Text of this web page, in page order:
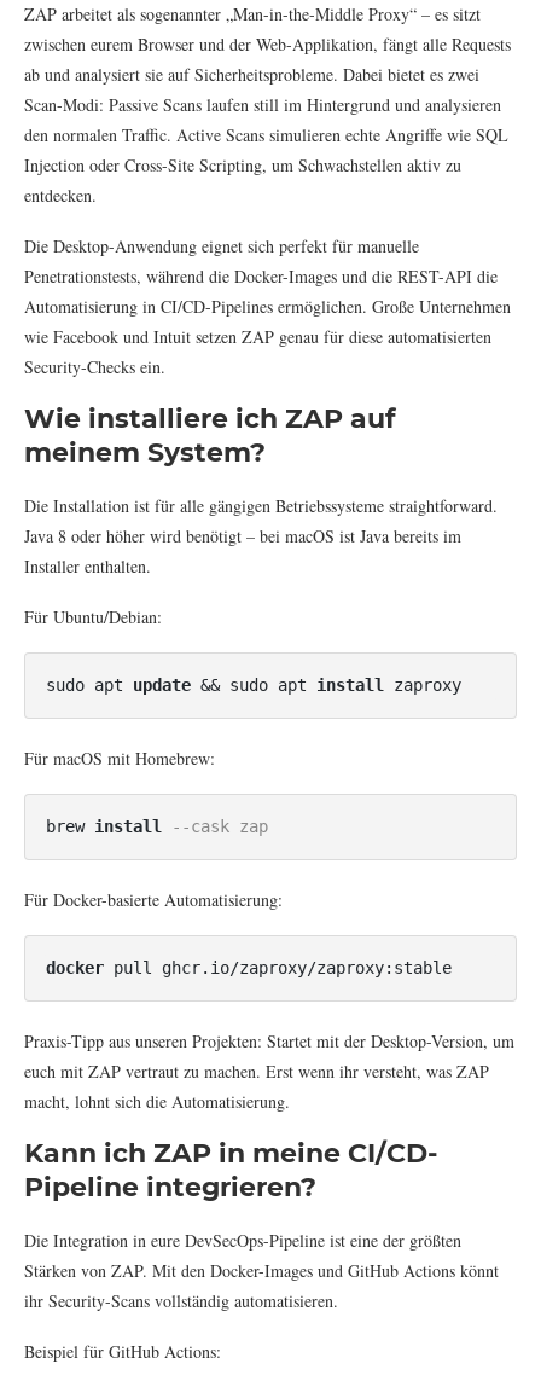
ZAP arbeitet als sogenannter „Man-in-the-Middle Proxy“ – es sitzt
zwischen eurem Browser und der Web-Applikation, fängt alle Requests
ab und analysiert sie auf Sicherheitsprobleme. Dabei bietet es zwei
Scan-Modi: Passive Scans laufen still im Hintergrund und analysieren
den normalen Traffic. Active Scans simulieren echte Angriffe wie SQL
Injection oder Cross-Site Scripting, um Schwachstellen aktiv zu
entdecken.
Die Desktop-Anwendung eignet sich perfekt für manuelle
Penetrationstests, während die Docker-Images und die REST-API die
Automatisierung in CI/CD-Pipelines ermöglichen. Große Unternehmen
wie Facebook und Intuit setzen ZAP genau für diese automatisierten
Security-Checks ein.
Wie installiere ich ZAP auf
meinem System?
Die Installation ist für alle gängigen Betriebssysteme straightforward.
Java 8 oder höher wird benötigt – bei macOS ist Java bereits im
Installer enthalten.
Für Ubuntu/Debian:
sudo apt update && sudo apt install zaproxy
Für macOS mit Homebrew:
brew install --cask zap
Für Docker-basierte Automatisierung:
docker pull ghcr.io/zaproxy/zaproxy:stable
Praxis-Tipp aus unseren Projekten: Startet mit der Desktop-Version, um
euch mit ZAP vertraut zu machen. Erst wenn ihr versteht, was ZAP
macht, lohnt sich die Automatisierung.
Kann ich ZAP in meine CI/CD-
Pipeline integrieren?
Die Integration in eure DevSecOps-Pipeline ist eine der größten
Stärken von ZAP. Mit den Docker-Images und GitHub Actions könnt
ihr Security-Scans vollständig automatisieren.
Beispiel für GitHub Actions: